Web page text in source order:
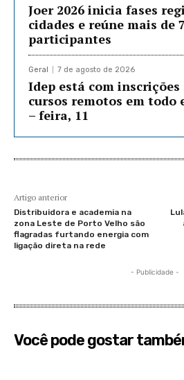
Joer 2026 inicia fases
cidades e reúne mais de
participantes
Geral 7 de agosto de 2026
Idep está com
cursos remotos em todo
– feira, 11
Artigo anterior
Distribuidora e academia na
zona Leste de Porto Velho são
flagradas furtando energia com
ligação direta na rede
- Publicidade -
Você pode gostar